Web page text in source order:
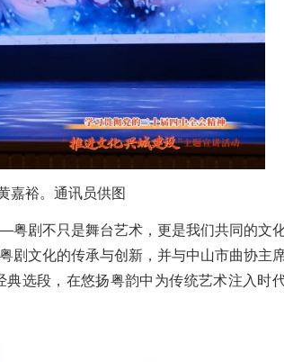
嘉裕。通讯员供图
剧不只是舞台艺术，更是我们共同的文
剧文化的传承与创新，并与中山市曲协主
选段，在悠扬粤韵中为传统艺术注入时